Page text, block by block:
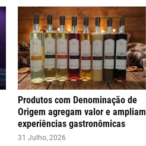
Produtos com Denominação de
Origem agregam valor e ampliam
experiências gastronômicas
31 Julho, 2026